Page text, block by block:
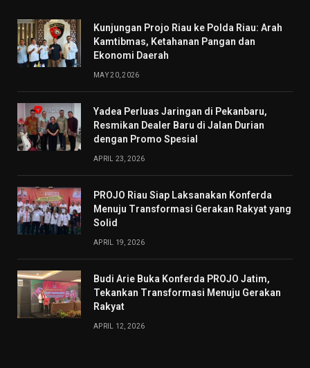
Kunjungan Projo Riau ke Polda Riau: Arah
Kamtibmas, Ketahanan Pangan dan
Ekonomi Daerah
MAY 20, 2026
Yadea Perluas Jaringan di Pekanbaru,
Resmikan Dealer Baru di Jalan Durian
dengan Promo Spesial
APRIL 23, 2026
PROJO Riau Siap Laksanakan Konferda
Menuju Transformasi Gerakan Rakyat yang
Solid
APRIL 19, 2026
Budi Arie Buka Konferda PROJO Jatim,
Tekankan Transformasi Menuju Gerakan
Rakyat
APRIL 12, 2026